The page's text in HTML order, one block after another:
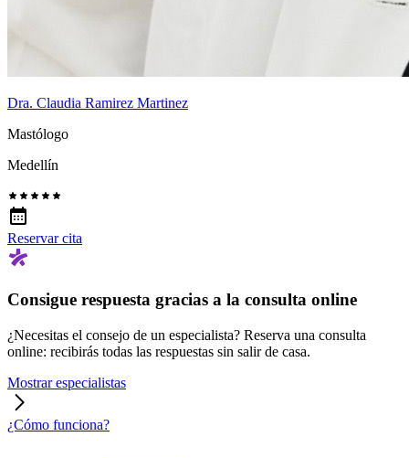
Dra. Claudia Ramirez Martinez
Mastólogo
Medellín
Reservar cita
Consigue respuesta gracias a la consulta online
¿Necesitas el consejo de un especialista? Reserva una consulta
online: recibirás todas las respuestas sin salir de casa.
Mostrar especialistas
¿Cómo funciona?